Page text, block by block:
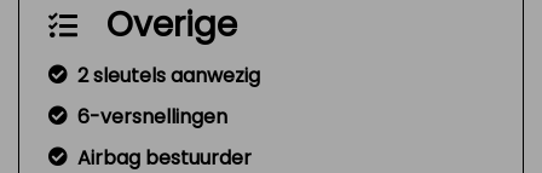
Overige
2 sleutels aanwezig
6-versnellingen
Airbag bestuurder